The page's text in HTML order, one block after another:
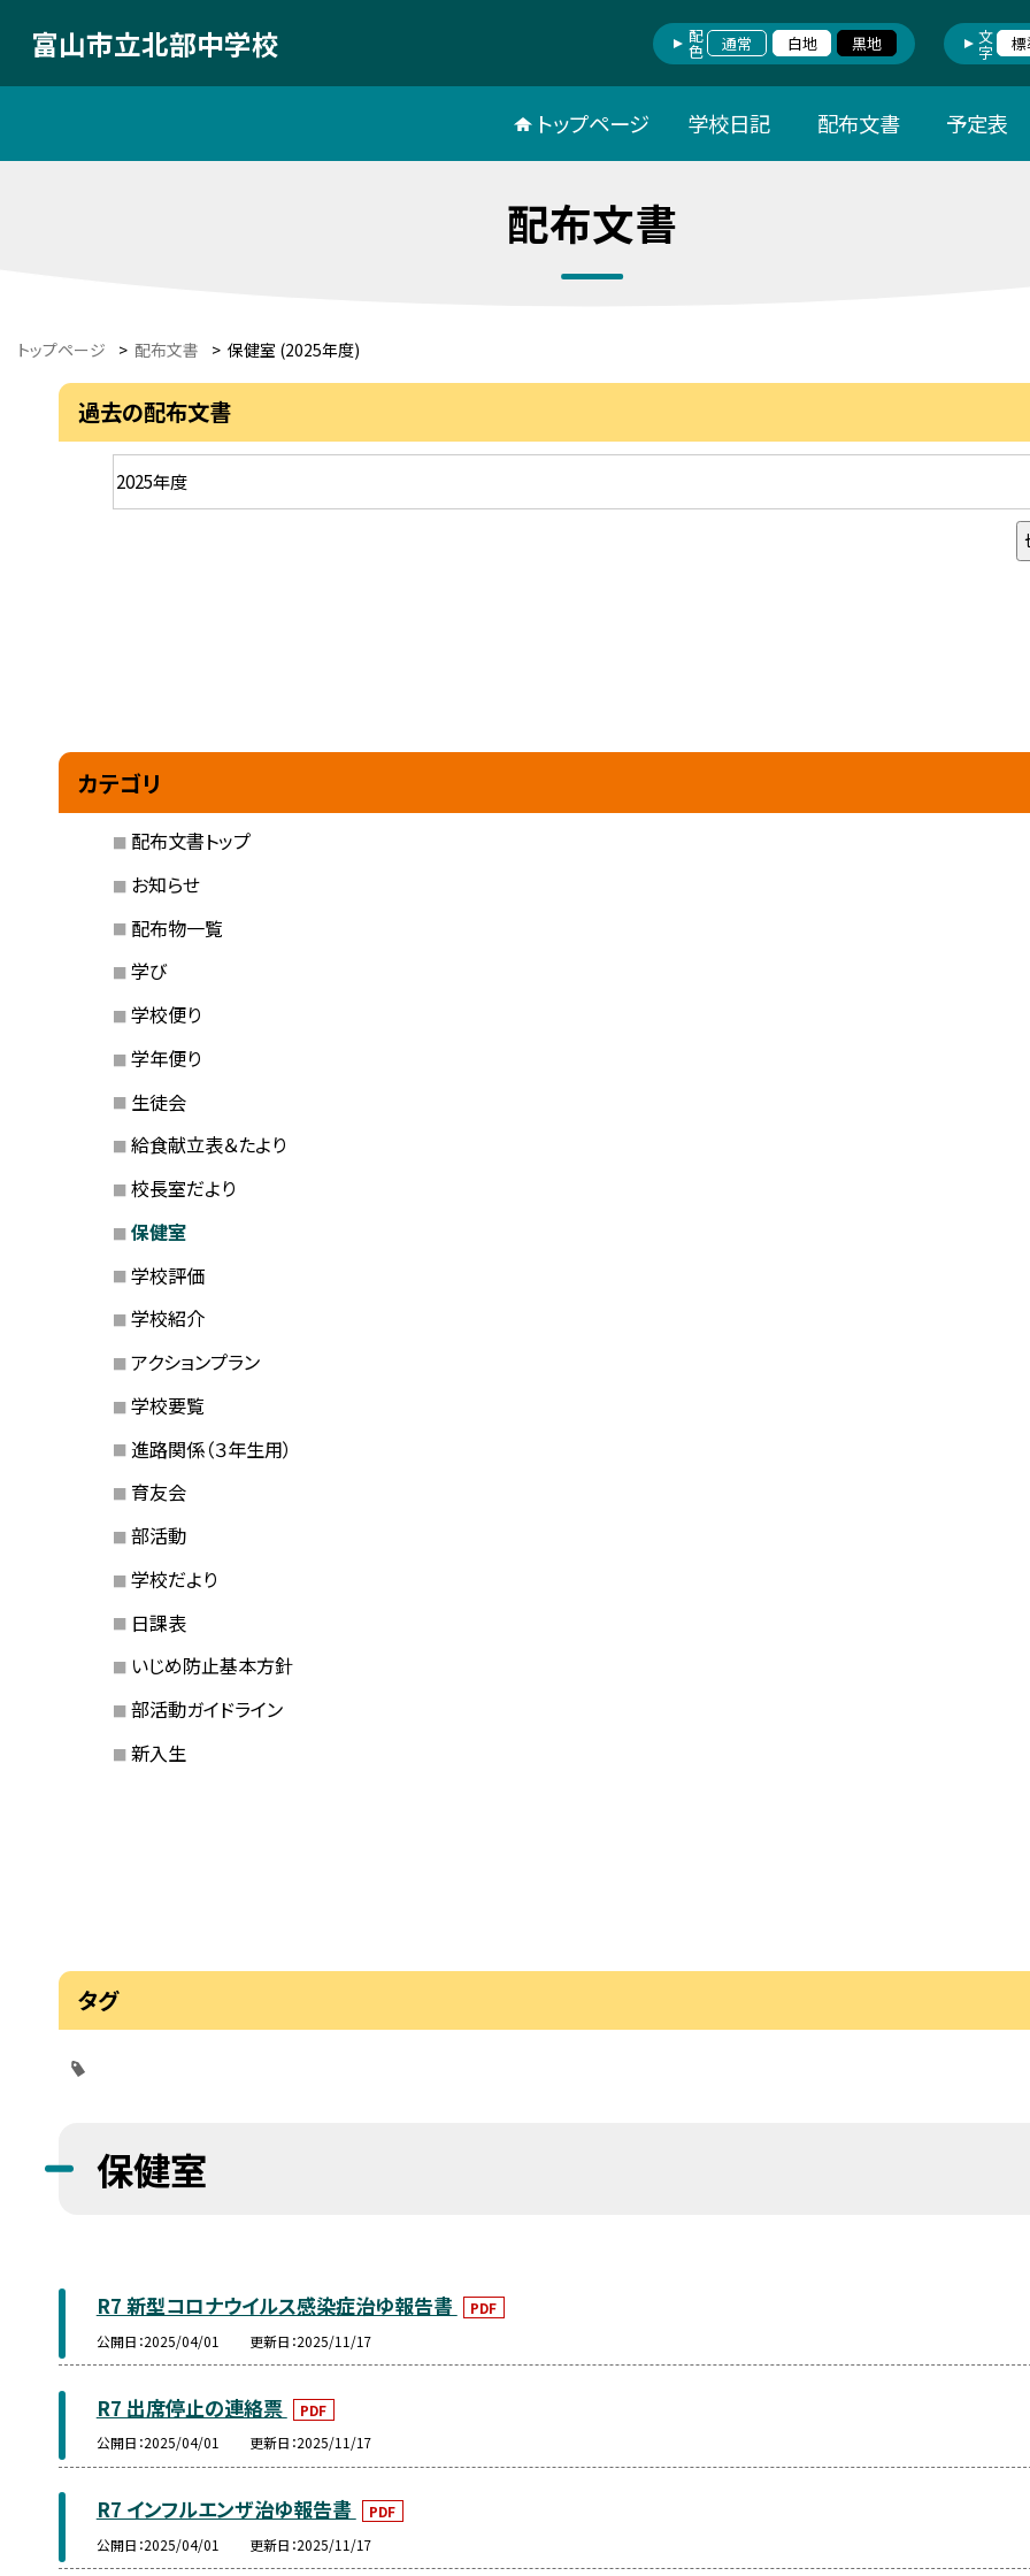
富山市立北部中学校 配色 通常 白地 黒地 文字
トップページ 学校日記 配布文書 予定表
配布文書
トップページ > 配布文書 > 保健室 (2025年度)
過去の配布文書
カテゴリ
配布文書トップ
お知らせ
配布物一覧
学び
学校便り
学年便り
生徒会
給食献立表＆たより
校長室だより
保健室
学校評価
学校紹介
アクションプラン
学校要覧
進路関係（３年生用）
育友会
部活動
学校だより
日課表
いじめ防止基本方針
部活動ガイドライン
新入生
タグ
保健室
R7 新型コロナウイルス感染症治ゆ報告書
PDF
公開日 2025/04/01 更新日 2025/11/17
R7 出席停止の連絡票
PDF
公開日 2025/04/01 更新日 2025/11/17
R7 インフルエンザ治ゆ報告書
PDF
公開日 2025/04/01 更新日 2025/11/17